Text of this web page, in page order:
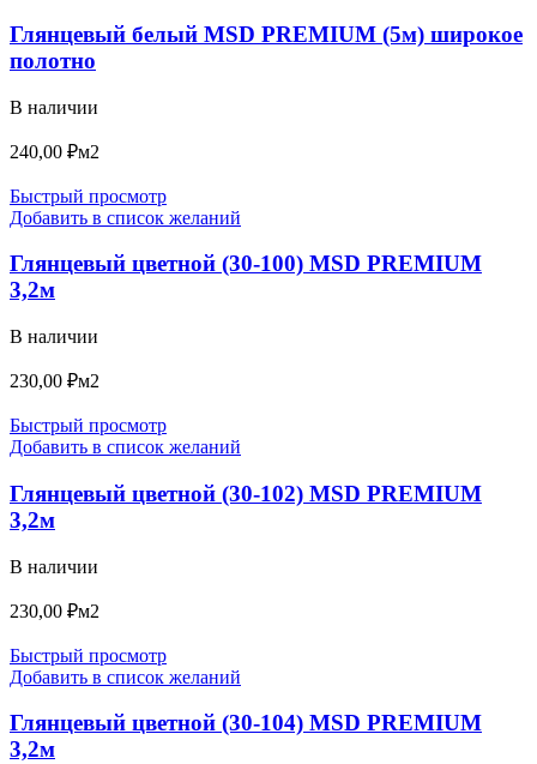
Глянцевый белый MSD PREMIUM (5м) широкое
полотно
В наличии
240,00 ₽м2
Быстрый просмотр
Добавить в список желаний
Глянцевый цветной (30-100) MSD PREMIUM
3,2м
В наличии
230,00 ₽м2
Быстрый просмотр
Добавить в список желаний
Глянцевый цветной (30-102) MSD PREMIUM
3,2м
В наличии
230,00 ₽м2
Быстрый просмотр
Добавить в список желаний
Глянцевый цветной (30-104) MSD PREMIUM
3,2м